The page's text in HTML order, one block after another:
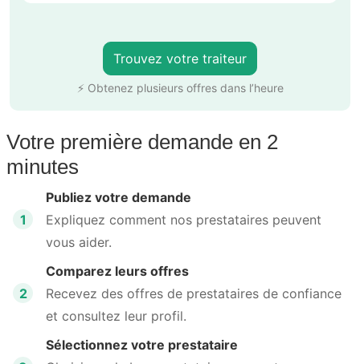
Trouvez votre traiteur
⚡ Obtenez plusieurs offres dans l’heure
Votre première demande en 2
minutes
1
Publiez votre demande
Expliquez comment nos prestataires peuvent
vous aider.
2
Comparez leurs offres
Recevez des offres de prestataires de confiance
et consultez leur profil.
Sélectionnez votre prestataire